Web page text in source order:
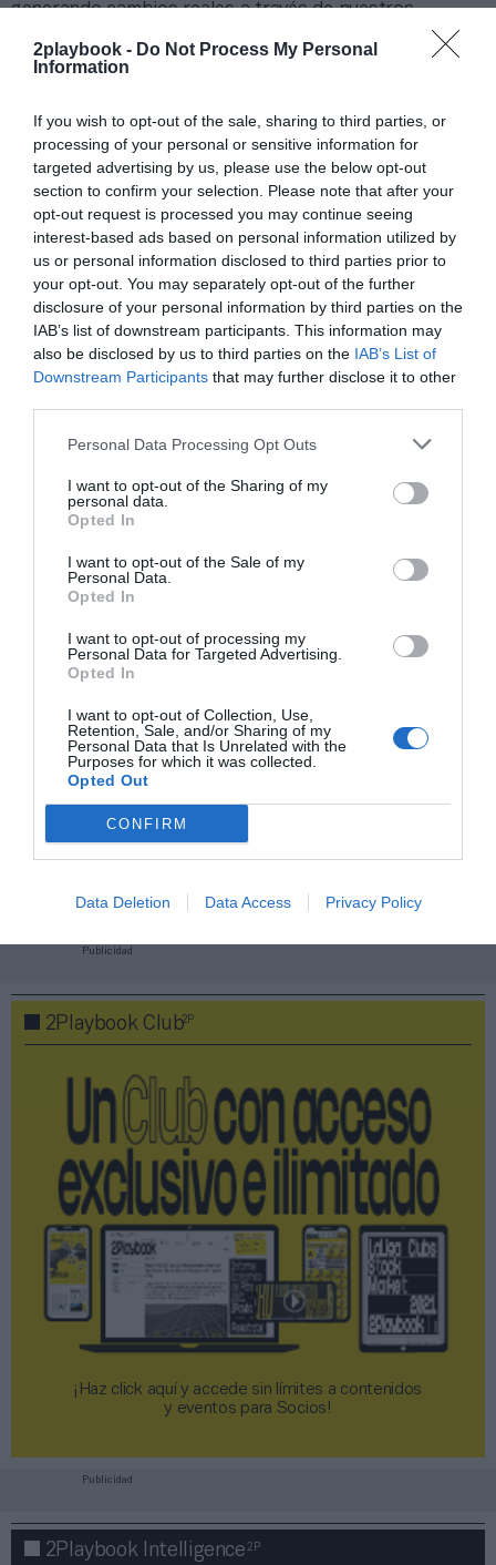
2playbook - Do Not Process My Personal
Information
If you wish to opt-out of the sale, sharing to third parties, or
processing of your personal or sensitive information for
targeted advertising by us, please use the below opt-out
section to confirm your selection. Please note that after your
opt-out request is processed you may continue seeing
interest-based ads based on personal information utilized by
us or personal information disclosed to third parties prior to
your opt-out. You may separately opt-out of the further
disclosure of your personal information by third parties on the
IAB’s list of downstream participants. This information may
also be disclosed by us to third parties on the IAB’s List of
Downstream Participants that may further disclose it to other
Personal Data Processing Opt Outs
I want to opt-out of the Sharing of my
personal data.
Opted In
I want to opt-out of the Sale of my
Personal Data.
Opted In
I want to opt-out of processing my
Personal Data for Targeted Advertising.
Opted In
I want to opt-out of Collection, Use,
Retention, Sale, and/or Sharing of my
Personal Data that Is Unrelated with the
Purposes for which it was collected.
Opted Out
CONFIRM
Data Deletion Data Access Privacy Policy
Índex2P
PRO Women in Sports
WTA
generando cambios reales a través de nuestros
programas y nuestro compromiso de defender la salud
y el empoderamiento de las mujeres en todo el mundo”.
Sobre Intelligence 2P
Intelligence 2Pes la unidad de estrategia e
inteligencia de mercado de 2Playbook, cuya plataforma
de datos monitoriza en tiempo real el negocio de 60
clubes de LaLiga, Liga F y Primera Rfef; 200 clubes de
ligas europeas; 22 clubes de ACB y Primera FEB.
La plataforma también contabiliza la asistencia a
todos los eventos deportivos, de entretenimiento y
música en España, así como más de 25.000 contratos
de patrocinio en el mercado español y otros 7.000
contratos de las ligas europeas y norteamericanas de
fútbol y baloncesto, segmentados por competición,
tipología de activos, marcas, categorías de producto y
través deintelligence@2playbook.com
Añadir2Playbook
como fuente preferida de Google
de forma gratuita
ACTIVAR AHORA
Compartir
Publicidad
2Playbook Club2P
¡Haz click aquí y accede sin límites a contenidos
y eventos para Socios!​​​​​​​
Publicidad
2Playbook Intelligence2P